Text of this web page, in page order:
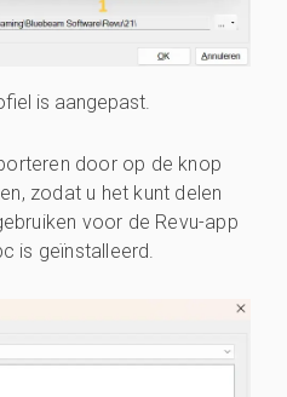
is aangepast.
door op de knop
zodat u het kunt delen
voor de Revu-app
is geïnstalleerd.